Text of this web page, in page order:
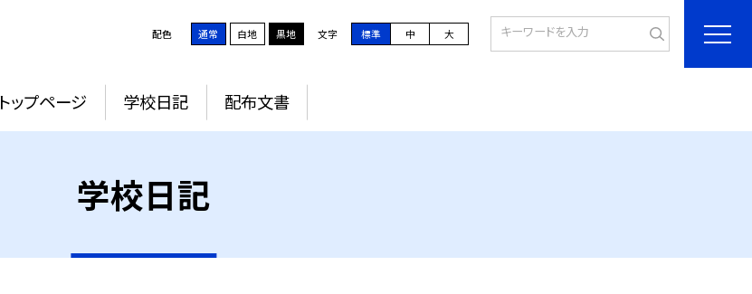
配色 通常 白地 黒地 文字 標準 中 大
トップページ 学校日記 配布文書
学校日記